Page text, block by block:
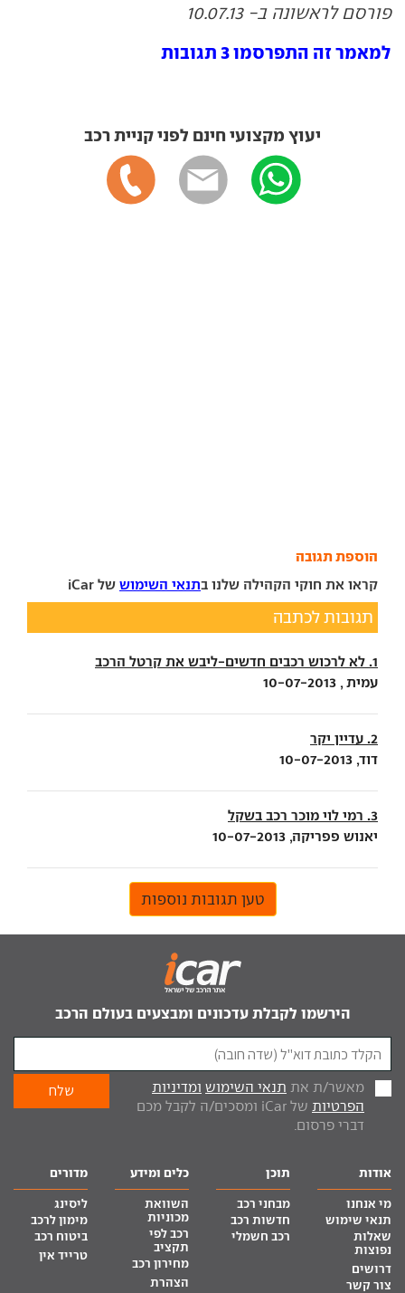
פורסם לראשונה ב- 10.07.13
למאמר זה התפרסמו 3 תגובות
יעוץ מקצועי חינם לפני קניית רכב
הוספת תגובה
קראו את חוקי הקהילה שלנו בתנאי השימוש של iCar
תגובות לכתבה
1. לא לרכוש רכבים חדשים-ליבש את קרטל הרכב
עמית , 10-07-2013
2. עדיין יקר
דוד, 10-07-2013
3. רמי לוי מוכר רכב בשקל
יאנוש פפריקה, 10-07-2013
טען תגובות נוספות
הירשמו לקבלת עדכונים ומבצעים בעולם הרכב
מאשר/ת את תנאי השימוש ומדיניות
הפרטיות
של iCar ומסכים/ה לקבל מכם
דברי פרסום.
אודות
מי אנחנו
תנאי שימוש
שאלות
נפוצות
דרושים
צור קשר
תוכן
מבחני רכב
חדשות רכב
רכב חשמלי
כלים ומידע
השוואת
מכוניות
רכב לפי
תקציב
מחירון רכב
הצהרת
מדורים
ליסינג
מימון לרכב
ביטוח רכב
טרייד אין